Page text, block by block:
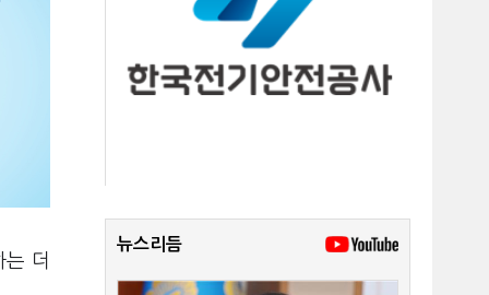
더
뉴스리듬